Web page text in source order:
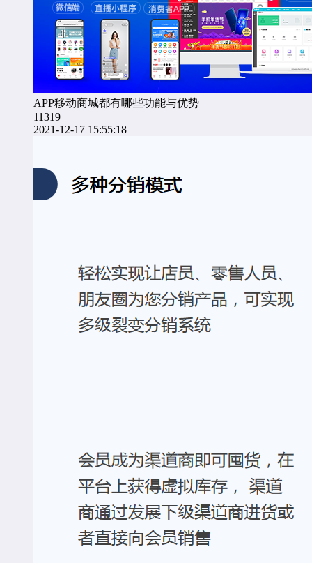
APP移动商城都有哪些功能与优势
11319
2021-12-17 15:55:18